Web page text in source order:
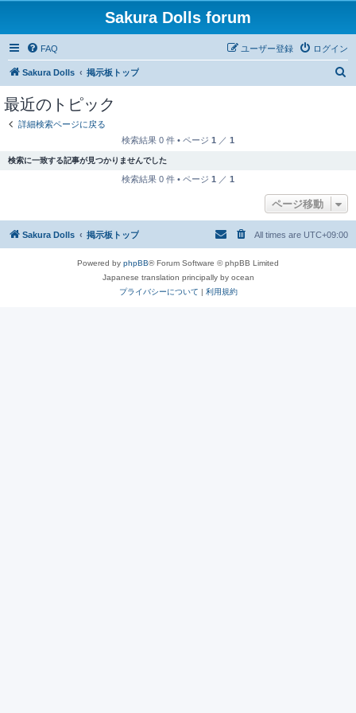
Sakura Dolls forum
FAQ ログイン
ユーザー登録
Sakura Dolls 掲示板トップ
最近のトピック
詳細検索ページに戻る
検索結果 0 件 • ページ 1 ／ 1
検索に一致する記事が見つかりませんでした
検索結果 0 件 • ページ 1 ／ 1
ページ移動
Sakura Dolls 掲示板トップ All times are UTC+09:00
Powered by phpBB® Forum Software © phpBB Limited
Japanese translation principally by ocean
プライバシーについて | 利用規約